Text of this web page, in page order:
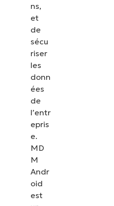
ns,
et
de
sécu
riser
les
donn
ées
de
l’entr
epris
e.
MD
M
Andr
oid
est